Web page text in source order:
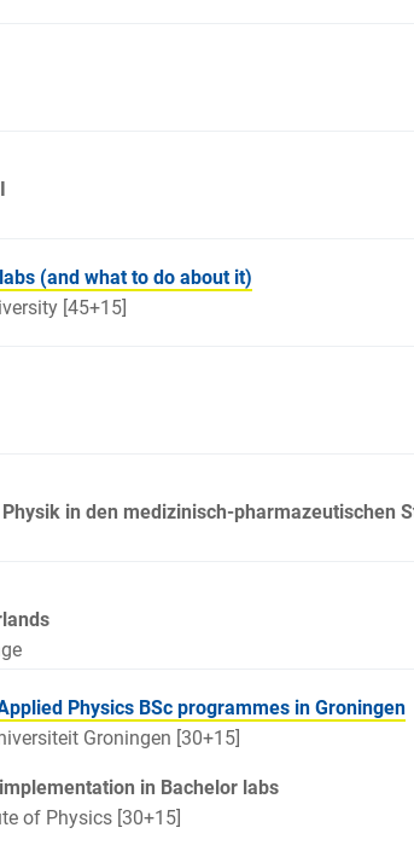
(and what to do about it)
[45+15]
in den medizinisch-pharmazeutischen
Physics BSc programmes in Groningen
Groningen [30+15]
in Bachelor labs
of Physics [30+15]